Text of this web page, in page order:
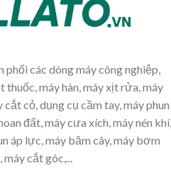
phối các dòng máy công nghiệp,
thuốc, máy hàn, máy xịt rửa, máy
cỏ, dụng cụ cầm tay, máy phun
đất, máy cưa xích, máy nén khí,
áp lực, máy băm cây, máy bơm
cắt góc,...